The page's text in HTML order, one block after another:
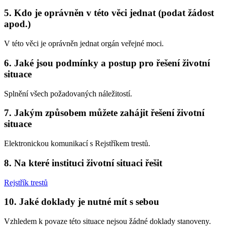
5. Kdo je oprávněn v této věci jednat (podat žádost
apod.)
V této věci je oprávněn jednat orgán veřejné moci.
6. Jaké jsou podmínky a postup pro řešení životní
situace
Splnění všech požadovaných náležitostí.
7. Jakým způsobem můžete zahájit řešení životní
situace
Elektronickou komunikací s Rejstříkem trestů.
8. Na které instituci životní situaci řešit
Rejstřík trestů
10. Jaké doklady je nutné mít s sebou
Vzhledem k povaze této situace nejsou žádné doklady stanoveny.